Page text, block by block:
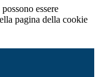
essere
pagina della cookie